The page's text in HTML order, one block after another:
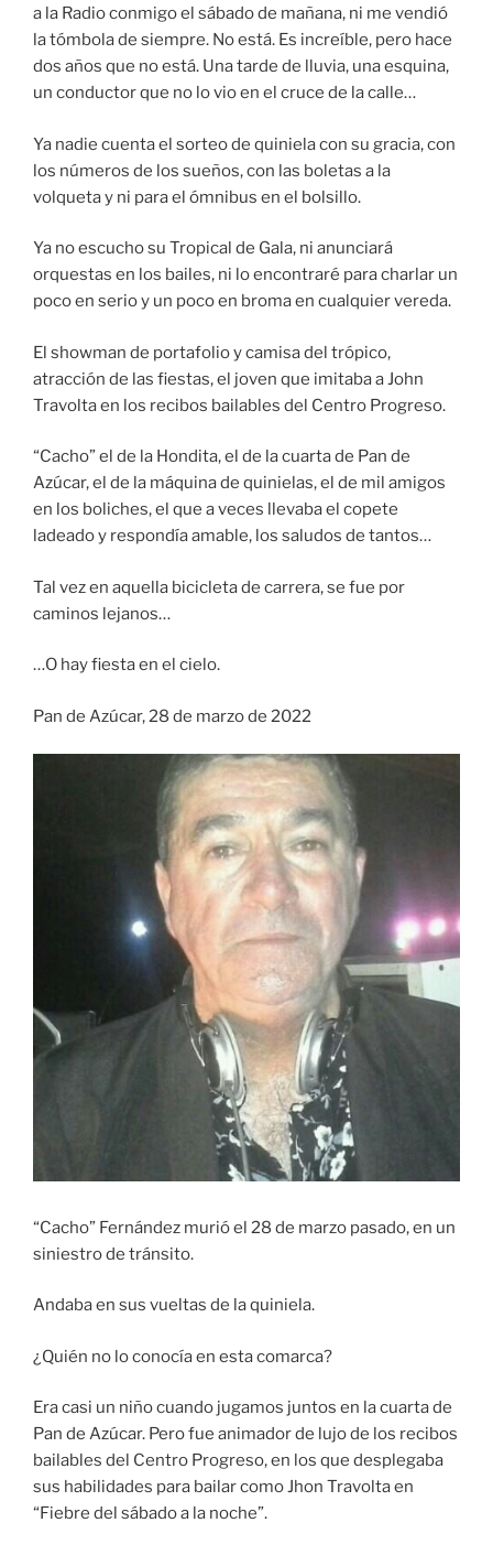
a la Radio conmigo el sábado de mañana, ni me vendió
la tómbola de siempre. No está. Es increíble, pero hace
dos años que no está. Una tarde de lluvia, una esquina,
un conductor que no lo vio en el cruce de la calle…
Ya nadie cuenta el sorteo de quiniela con su gracia, con
los números de los sueños, con las boletas a la
volqueta y ni para el ómnibus en el bolsillo.
Ya no escucho su Tropical de Gala, ni anunciará
orquestas en los bailes, ni lo encontraré para charlar un
poco en serio y un poco en broma en cualquier vereda.
El showman de portafolio y camisa del trópico,
atracción de las fiestas, el joven que imitaba a John
Travolta en los recibos bailables del Centro Progreso.
“Cacho” el de la Hondita, el de la cuarta de Pan de
Azúcar, el de la máquina de quinielas, el de mil amigos
en los boliches, el que a veces llevaba el copete
ladeado y respondía amable, los saludos de tantos…
Tal vez en aquella bicicleta de carrera, se fue por
caminos lejanos…
…O hay fiesta en el cielo.
Pan de Azúcar, 28 de marzo de 2022
“Cacho” Fernández murió el 28 de marzo pasado, en un
siniestro de tránsito.
Andaba en sus vueltas de la quiniela.
¿Quién no lo conocía en esta comarca?
Era casi un niño cuando jugamos juntos en la cuarta de
Pan de Azúcar. Pero fue animador de lujo de los recibos
bailables del Centro Progreso, en los que desplegaba
sus habilidades para bailar como Jhon Travolta en
“Fiebre del sábado a la noche”.